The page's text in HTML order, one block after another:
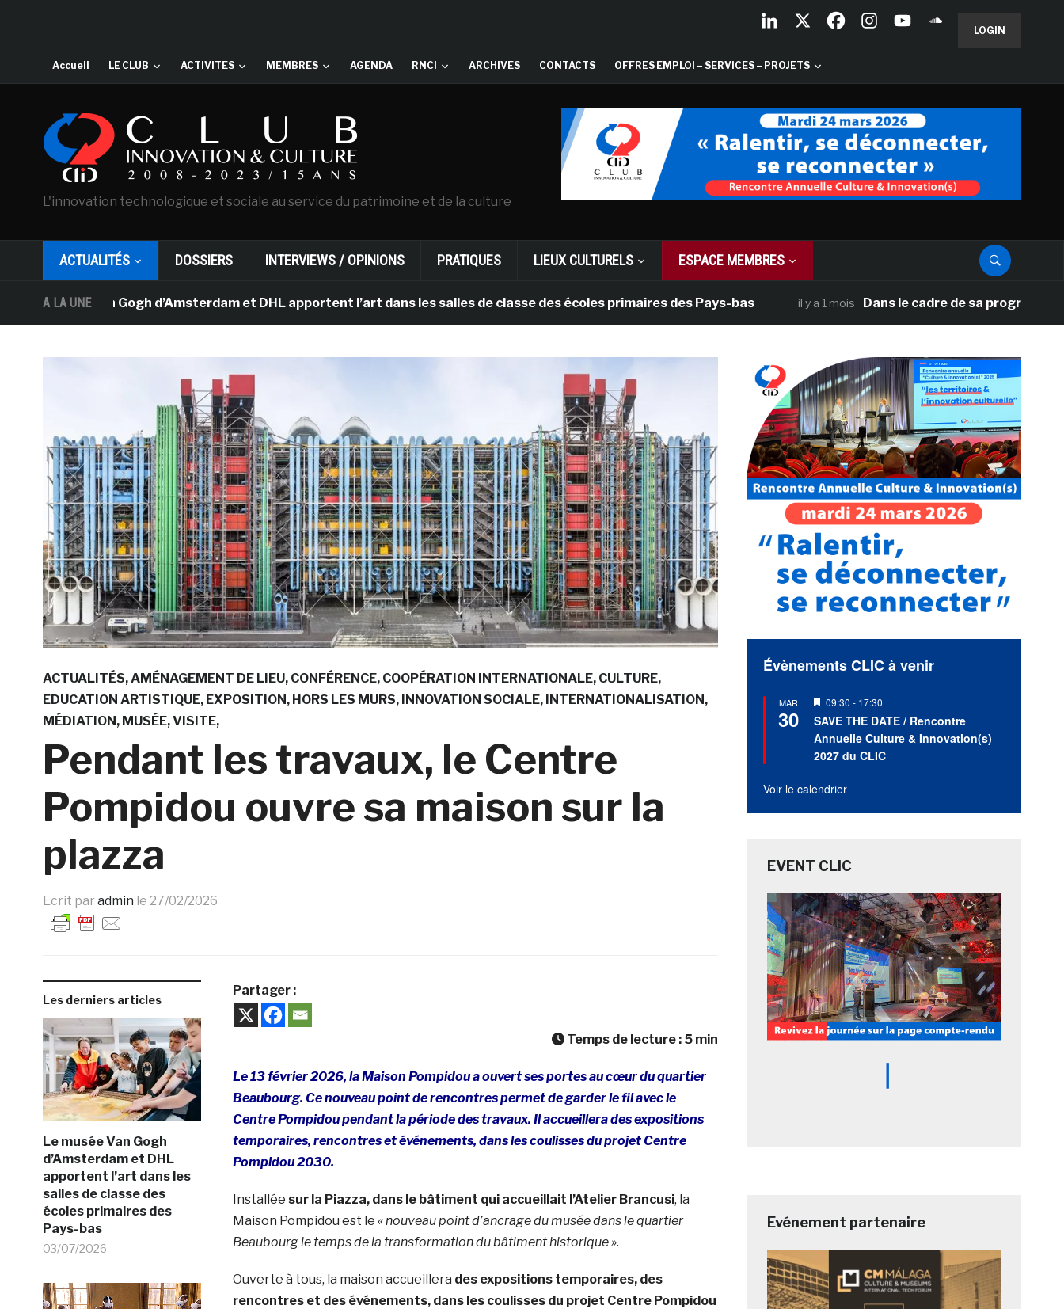
LOGIN
Accueil LE CLUB ACTIVITES MEMBRES AGENDA RNCI ARCHIVES CONTACTS OFFRES EMPLOI – SERVICES – PROJETS
L'innovation technologique et sociale au service du patrimoine et de la culture
ACTUALITÉS DOSSIERS INTERVIEWS / OPINIONS PRATIQUES LIEUX CULTURELS ESPACE MEMBRES
A LA UNE
Van Gogh d’Amsterdam et DHL apportent l’art dans les salles de classe des écoles primaires des Pays-bas il y a 1 mois Dans le cadre de sa programmation
ACTUALITÉS AMÉNAGEMENT DE LIEU CONFÉRENCE COOPÉRATION INTERNATIONALE CULTURE
EDUCATION ARTISTIQUE EXPOSITION HORS LES MURS INNOVATION SOCIALE INTERNATIONALISATION
MÉDIATION MUSÉE VISITE
Pendant les travaux, le Centre
Pompidou ouvre sa maison sur la
plazza
Ecrit par admin le 27/02/2026
Les derniers articles
Le musée Van Gogh
d’Amsterdam et DHL
apportent l’art dans les
salles de classe des
écoles primaires des
Pays-bas
03/07/2026
Partager :
Temps de lecture : 5 min
Le 13 février 2026, la Maison Pompidou a ouvert ses portes au cœur du quartier
Beaubourg. Ce nouveau point de rencontres permet de garder le fil avec le
Centre Pompidou pendant la période des travaux. Il accueillera des expositions
temporaires, rencontres et événements, dans les coulisses du projet Centre
Pompidou 2030.
Installée sur la Piazza, dans le bâtiment qui accueillait l’Atelier Brancusi, la
Maison Pompidou est le « nouveau point d’ancrage du musée dans le quartier
Beaubourg le temps de la transformation du bâtiment historique ».
Ouverte à tous, la maison accueillera des expositions temporaires, des
rencontres et des événements, dans les coulisses du projet Centre Pompidou
Évènements CLIC à venir
MAR
30
Mis
en
avant
09:30 - 17:30
SAVE THE DATE / Rencontre
Annuelle Culture & Innovation(s)
2027 du CLIC
Voir le calendrier
EVENT CLIC
Evénement partenaire